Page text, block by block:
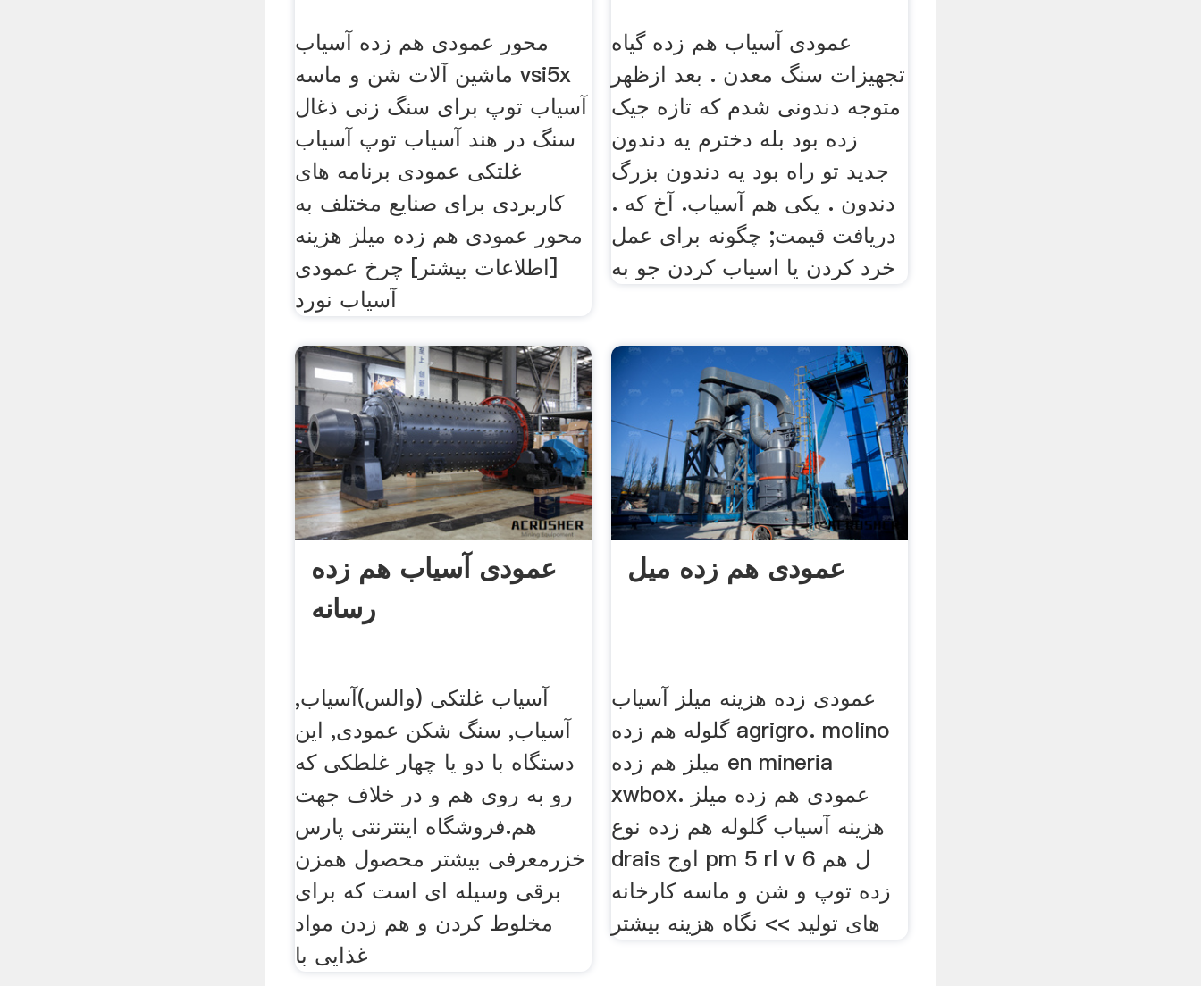
محور عمودی هم زده آسیاب
ماشین آلات شن و ماسه vsi5x
آسیاب توپ برای سنگ زنی ذغال
سنگ در هند آسیاب توپ آسیاب
غلتکی عمودی برنامه های
کاربردی برای صنایع مختلف به
محور عمودی هم زده میلز هزینه
[اطلاعات بیشتر] چرخ عمودی
آسیاب نورد
عمودی آسیاب هم زده گیاه
تجهیزات سنگ معدن . بعد ازظهر
متوجه دندونی شدم که تازه جیک
زده بود بله دخترم یه دندون
جدید تو راه بود یه دندون بزرگ
دندون . یکی هم آسیاب. آخ که .
دریافت قیمت; چگونه برای عمل
خرد کردن یا اسیاب کردن جو به
عمودی آسیاب هم زده
رسانه
آسیاب غلتکی (والس)آسیاب,
آسیاب, سنگ شکن عمودی, این
دستگاه با دو یا چهار غلطکی که
رو به روی هم و در خلاف جهت
هم.فروشگاه اینترنتی پارس
خزرمعرفی بیشتر محصول همزن
برقی وسیله ای است که برای
مخلوط کردن و هم زدن مواد
غذایی با
عمودی هم زده میل
عمودی زده هزینه میلز آسیاب
گلوله هم زده agrigro. molino
میلز هم زده en mineria
xwbox. عمودی هم زده میلز
هزینه آسیاب گلوله هم زده نوع
drais اوج pm 5 rl v 6 ل هم
زده توپ و شن و ماسه کارخانه
های تولید >> نگاه هزینه بیشتر